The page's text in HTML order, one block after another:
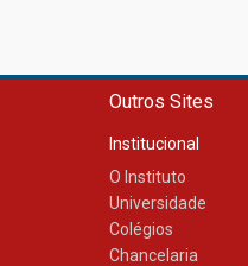
Outros Sites
Institucional
O Instituto
Universidade
Colégios
Chancelaria